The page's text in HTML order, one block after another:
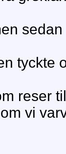
tyckte
reser
vi